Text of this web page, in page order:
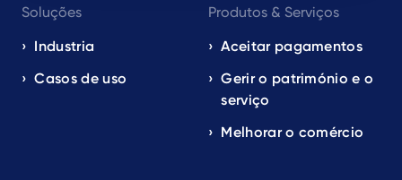
navigation
EN
Soluções
Industria
Casos de uso
Produtos & Serviços
Aceitar pagamentos
Gerir o património e o
serviço
Melhorar o comércio